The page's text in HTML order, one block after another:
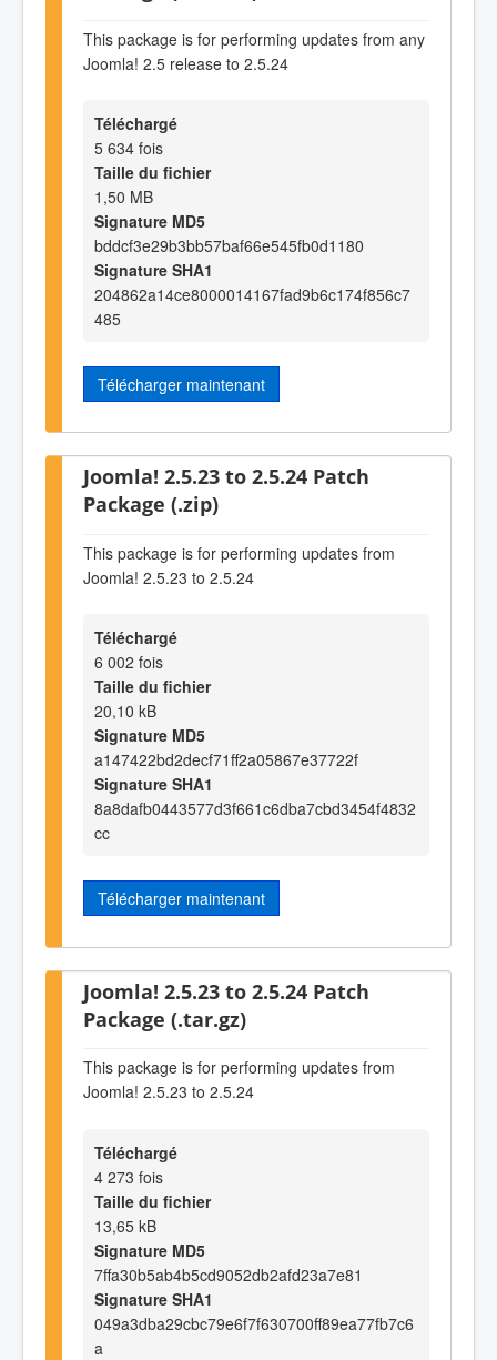
This package is for performing updates from any
Joomla! 2.5 release to 2.5.24
Téléchargé
5 634 fois
Taille du fichier
1,50 MB
Signature MD5
bddcf3e29b3bb57baf66e545fb0d1180
Signature SHA1
204862a14ce8000014167fad9b6c174f856c7
485
Télécharger maintenant
Joomla! 2.5.23 to 2.5.24 Patch
Package (.zip)
This package is for performing updates from
Joomla! 2.5.23 to 2.5.24
Téléchargé
6 002 fois
Taille du fichier
20,10 kB
Signature MD5
a147422bd2decf71ff2a05867e37722f
Signature SHA1
8a8dafb0443577d3f661c6dba7cbd3454f4832
cc
Télécharger maintenant
Joomla! 2.5.23 to 2.5.24 Patch
Package (.tar.gz)
This package is for performing updates from
Joomla! 2.5.23 to 2.5.24
Téléchargé
4 273 fois
Taille du fichier
13,65 kB
Signature MD5
7ffa30b5ab4b5cd9052db2afd23a7e81
Signature SHA1
049a3dba29cbc79e6f7f630700ff89ea77fb7c6
a